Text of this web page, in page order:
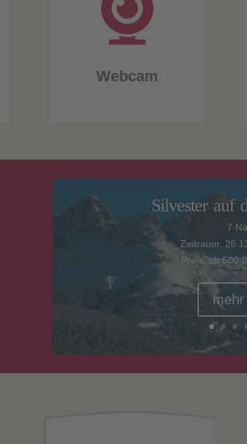
Webcam
Silvester auf
7
Zeitraum:
Preis: ab
mehr